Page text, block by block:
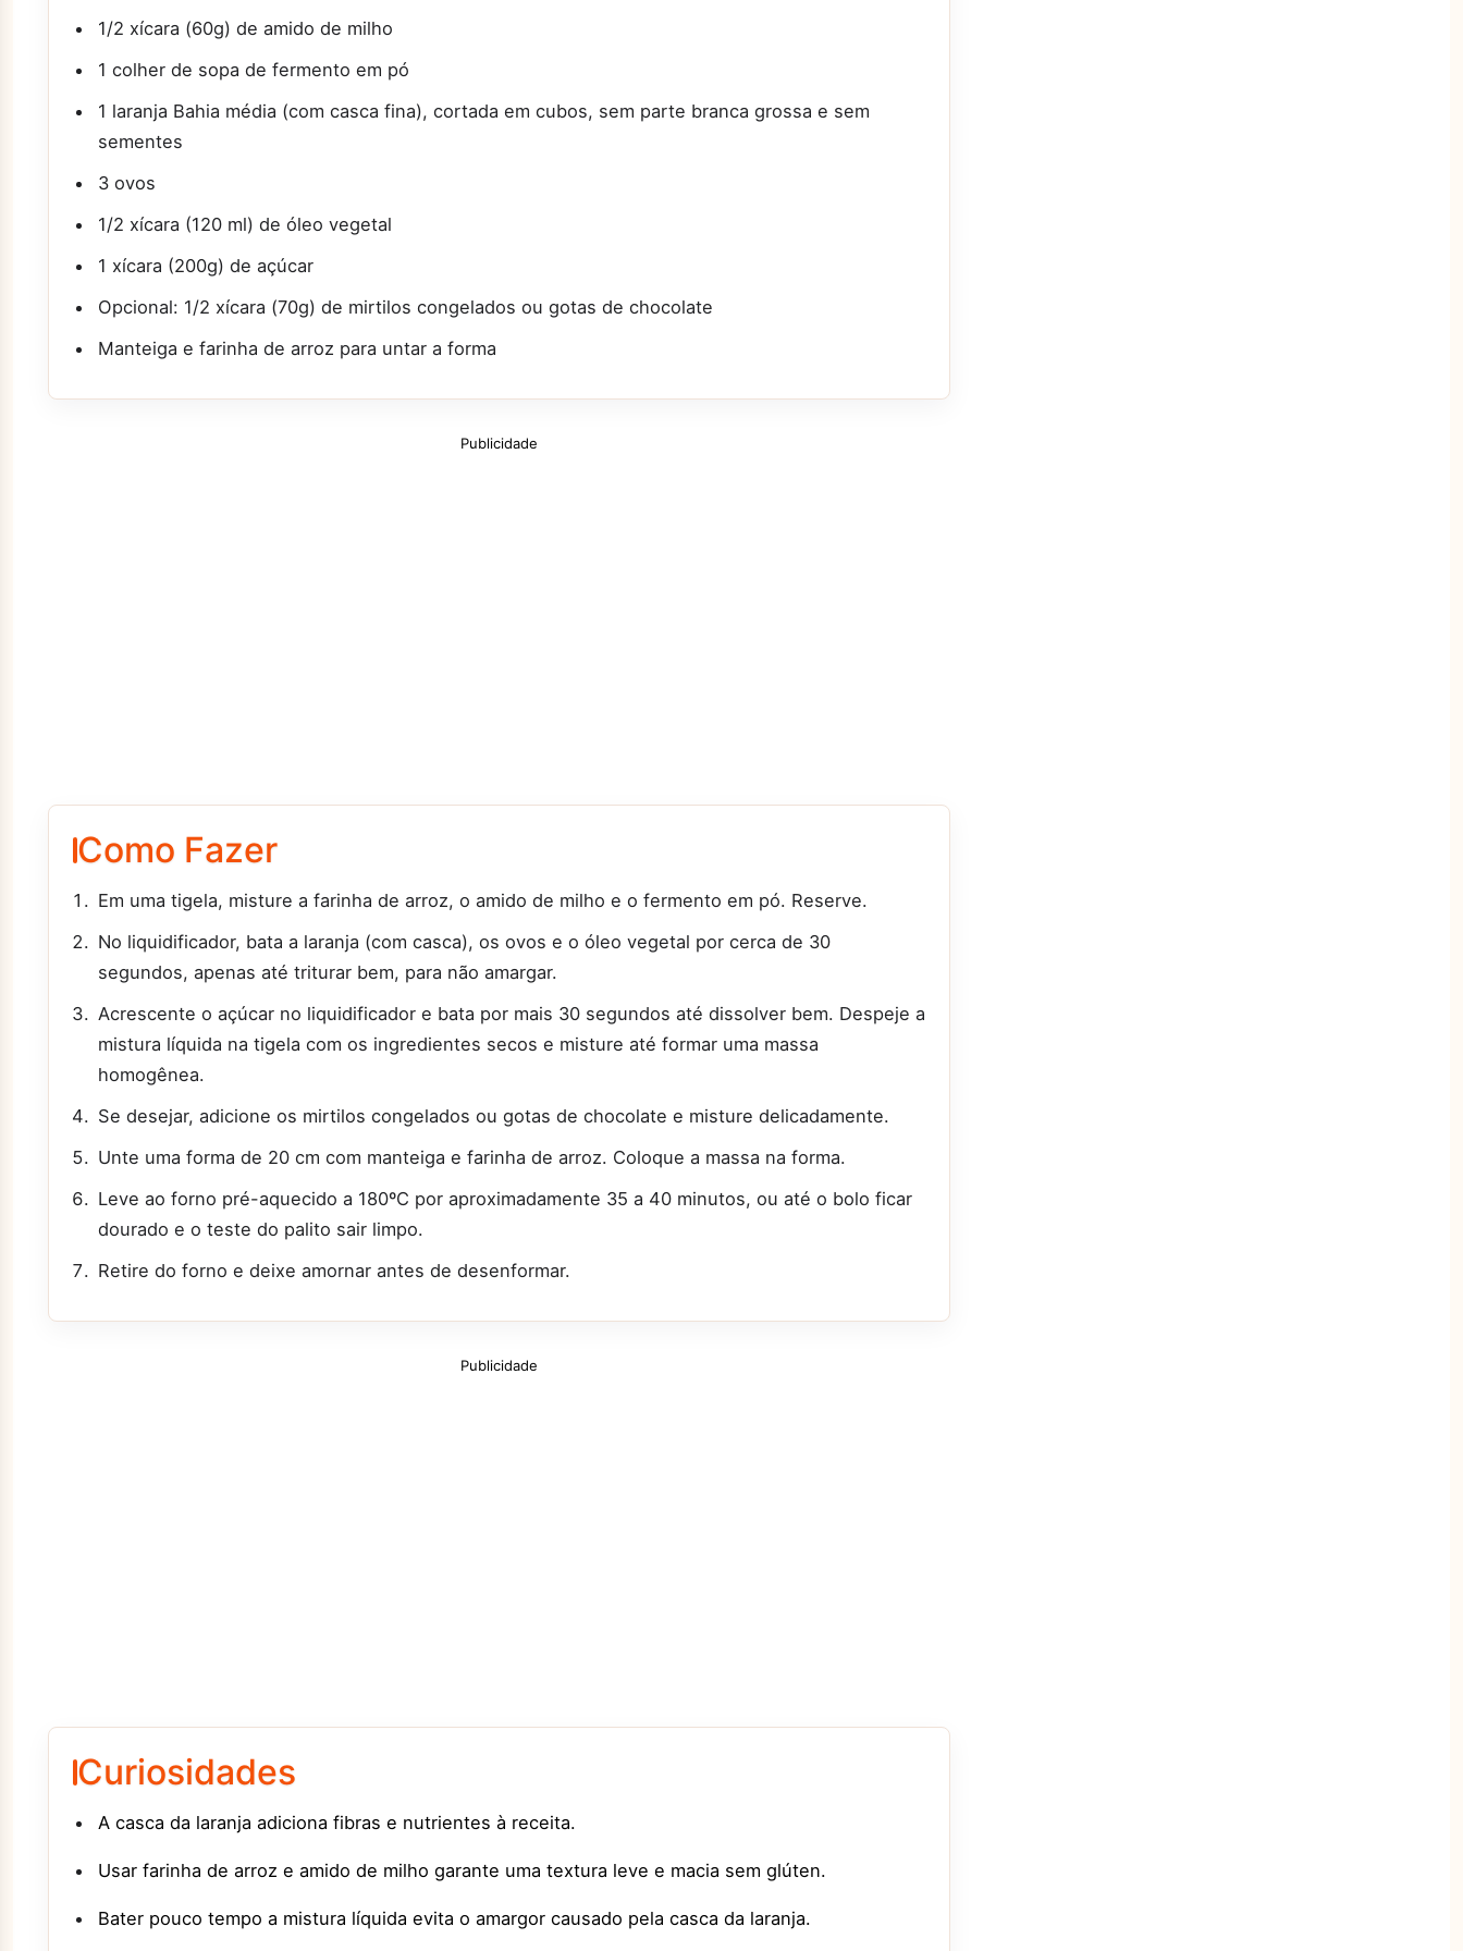
1/2 xícara (60g) de amido de milho
1 colher de sopa de fermento em pó
1 laranja Bahia média (com casca fina), cortada em cubos, sem parte branca grossa e sem
sementes
3 ovos
1/2 xícara (120 ml) de óleo vegetal
1 xícara (200g) de açúcar
Opcional: 1/2 xícara (70g) de mirtilos congelados ou gotas de chocolate
Manteiga e farinha de arroz para untar a forma
Publicidade
Como Fazer
Em uma tigela, misture a farinha de arroz, o amido de milho e o fermento em pó. Reserve.
No liquidificador, bata a laranja (com casca), os ovos e o óleo vegetal por cerca de 30
segundos, apenas até triturar bem, para não amargar.
Acrescente o açúcar no liquidificador e bata por mais 30 segundos até dissolver bem. Despeje a
mistura líquida na tigela com os ingredientes secos e misture até formar uma massa
homogênea.
Se desejar, adicione os mirtilos congelados ou gotas de chocolate e misture delicadamente.
Unte uma forma de 20 cm com manteiga e farinha de arroz. Coloque a massa na forma.
Leve ao forno pré-aquecido a 180ºC por aproximadamente 35 a 40 minutos, ou até o bolo ficar
dourado e o teste do palito sair limpo.
Retire do forno e deixe amornar antes de desenformar.
Publicidade
Curiosidades
A casca da laranja adiciona fibras e nutrientes à receita.
Usar farinha de arroz e amido de milho garante uma textura leve e macia sem glúten.
Bater pouco tempo a mistura líquida evita o amargor causado pela casca da laranja.